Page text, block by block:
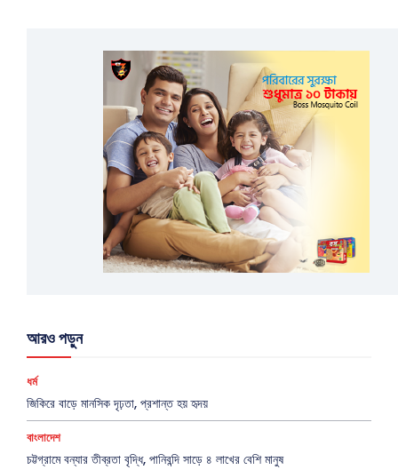
আরও পড়ুন
ধর্ম
জিকিরে বাড়ে মানসিক দৃঢ়তা, প্রশান্ত হয় হৃদয়
বাংলাদেশ
চট্টগ্রামে বন্যার তীব্রতা বৃদ্ধি, পানিবন্দি সাড়ে ৪ লাখের বেশি মানুষ